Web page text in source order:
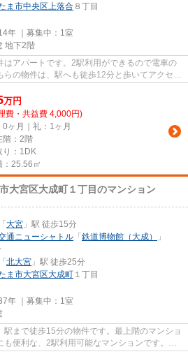
ま市中央区上落合 ８丁目
年 ｜募集中： 1室
地下2階
アパートです。2駅利用ができるので電車の
の物件は、駅へも徒歩12分と歩いてアクセス
万円
費・共益費 4,000円)
0ヶ月｜礼：1ヶ月
階：2階
り：1DK
：25.56㎡
大宮区大成町１丁目のマンション
「 大宮 」駅 徒歩15分
通ニューシャトル 「 鉄道博物館（大成）
」
「 北大宮 」駅 徒歩25分
ま市大宮区大成町 １丁目
年 ｜募集中： 1室
まで徒歩15分の物件です。最上階のマンショ
便利な、2駅利用可能なマンションです。
...